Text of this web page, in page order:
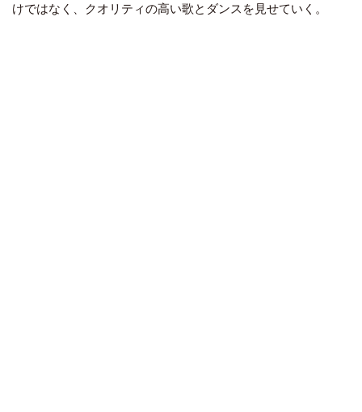
けではなく、クオリティの高い歌とダンスを見せていく。